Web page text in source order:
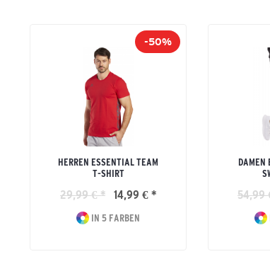
-50%
HERREN ESSENTIAL TEAM
T-SHIRT
29,99 € * 14,99 € *
IN 5 FARBEN
DAMEN
54,99